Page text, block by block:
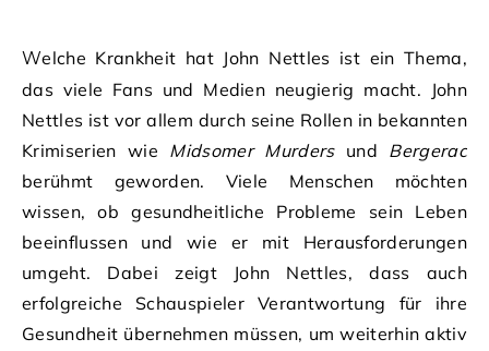
Welche Krankheit hat John Nettles ist ein Thema,
das viele Fans und Medien neugierig macht. John
Nettles ist vor allem durch seine Rollen in bekannten
Krimiserien wie Midsomer Murdersund Bergerac
berühmt geworden. Viele Menschen möchten
wissen, ob gesundheitliche Probleme sein Leben
beeinflussen und wie er mit Herausforderungen
umgeht. Dabei zeigt John Nettles, dass auch
erfolgreiche Schauspieler Verantwortung für ihre
Gesundheit übernehmen müssen, um weiterhin aktiv